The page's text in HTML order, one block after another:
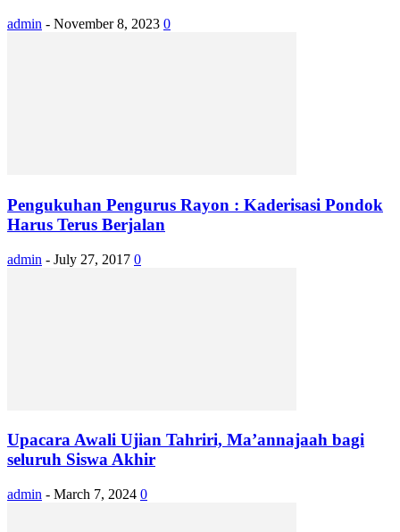
admin - November 8, 2023 0
Pengukuhan Pengurus Rayon : Kaderisasi Pondok
Harus Terus Berjalan
admin - July 27, 2017 0
Upacara Awali Ujian Tahriri, Ma’annajaah bagi
seluruh Siswa Akhir
admin - March 7, 2024 0